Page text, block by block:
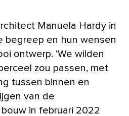
Manuela Hardy in
begreep en hun wensen
ontwerp. ‘We wilden
zou passen, met
tussen binnen en
van de
in februari 2022